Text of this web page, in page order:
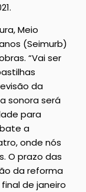
Meio
(Seimurb)
“Vai ser
da
sonora será
para
a
onde nós
O prazo das
da reforma
de janeiro